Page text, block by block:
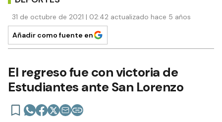
31 de octubre de 2021 | 02:42 actualizado hace 5 años
Añadir como fuente en
El regreso fue con victoria de
Estudiantes ante San Lorenzo